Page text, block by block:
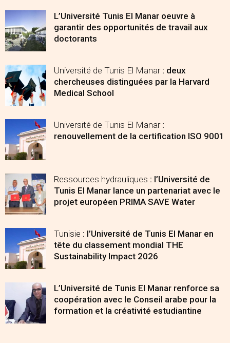
L’Université Tunis El Manar oeuvre à
garantir des opportunités de travail aux
doctorants
Université de Tunis El Manar : deux
chercheuses distinguées par la Harvard
Medical School
Université de Tunis El Manar :
renouvellement de la certification ISO 9001
Ressources hydrauliques : l’Université de
Tunis El Manar lance un partenariat avec le
projet européen PRIMA SAVE Water
Tunisie : l’Université de Tunis El Manar en
tête du classement mondial THE
Sustainability Impact 2026
L’Université de Tunis El Manar renforce sa
coopération avec le Conseil arabe pour la
formation et la créativité estudiantine